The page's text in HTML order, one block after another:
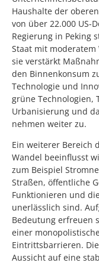
Haushalte der
von über 22.000 US-
Regierung in Peking
Staat mit
sie verstärkt
den Binnenkonsum
Technologie und
grüne Technologien,
Urbanisierung und
nehmen weiter zu.
Ein weiterer Bereich
Wandel beeinflusst
zum Beispiel
Straßen, öffentliche
Funktionieren und
unerlässlich sind.
Bedeutung erfreuen
einer
Eintrittsbarrieren.
Aussicht auf eine